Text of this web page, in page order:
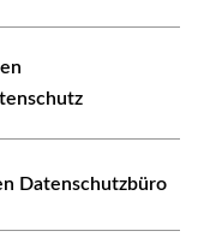
Datenschutzbüro